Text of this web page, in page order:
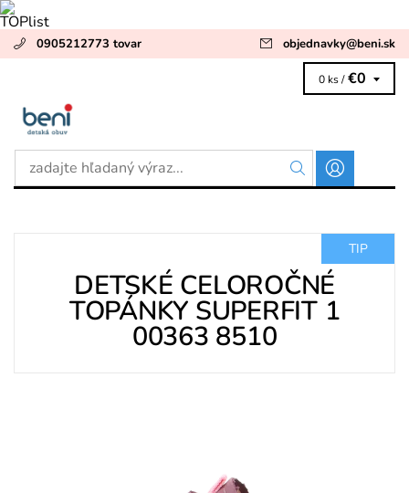
0905212773 tovar objednavky@beni.sk
0 ks / €0
TIP
DETSKÉ CELOROČNÉ
TOPÁNKY SUPERFIT 1
00363 8510